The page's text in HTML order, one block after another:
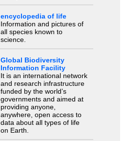
encyclopedia of life
Information and pictures of
all species known to
science.
Global Biodiversity
Information Facility
It is an international network
and research infrastructure
funded by the world’s
governments and aimed at
providing anyone,
anywhere, open access to
data about all types of life
on Earth.